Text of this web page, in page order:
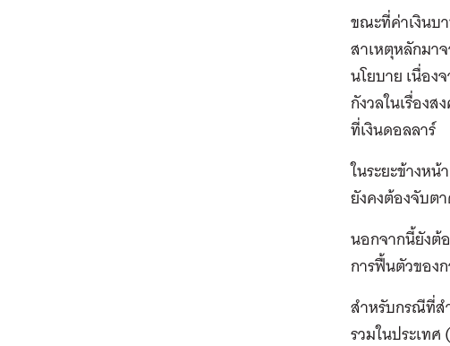
ขณะที่ค่าเงินบ
สาเหตุหลักมา
นโยบาย เนื่อง
กังวลในเรื่อง
ที่เงินดอลลาร์
ในระยะข้างห
ยังคงต้องจับต
นอกจากนี้ยังต้
การฟื้นตัวของ
สำหรับกรณีที่ส
รวมในประเทศ